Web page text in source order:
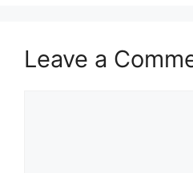
Leave a